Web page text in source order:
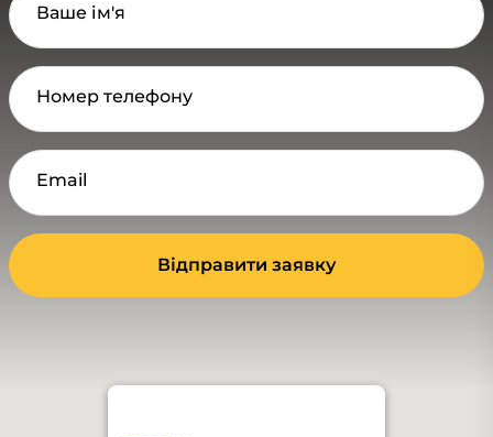
Ваше ім'я
Номер телефону
Email
Відправити заявку